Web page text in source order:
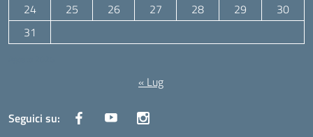
24
25 26 27 28 29
30
31
« Lug
Seguici su: